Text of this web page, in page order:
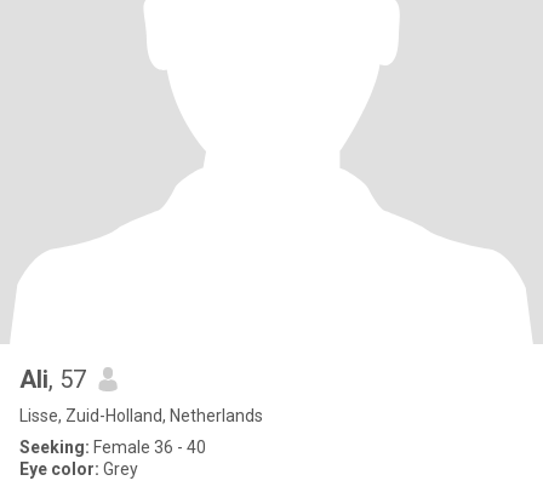
Ali, 57
Lisse, Zuid-Holland, Netherlands
Seeking: Female 36 - 40
Eye color: Grey